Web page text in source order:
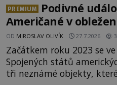
PREMIUM
Podivné
Američané v
OD MIROSLAV OLIVÍK 27.7.2026
Začátkem roku 2023 se
Spojených států
tři neznámé objekty,